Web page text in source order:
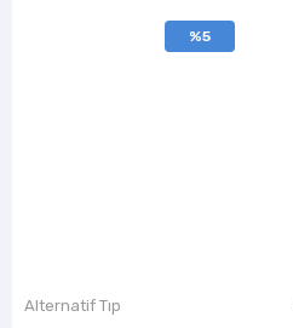
%5
Alternatif Tıp